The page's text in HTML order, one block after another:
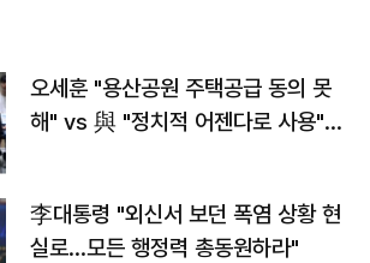
오세훈 "용산공원 주택공급 동의 못
해" vs 與 "정치적 어젠다로 사용"
李대통령 "외신서 보던 폭염 상황 현
실로…모든 행정력 총동원하라"